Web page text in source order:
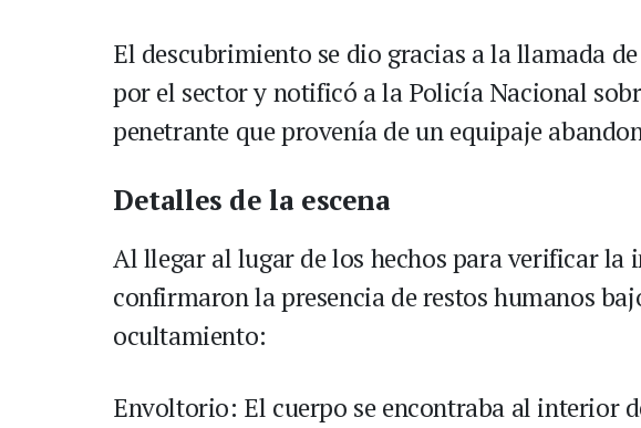
El descubrimiento se dio gracias a la llamada
por el sector y notificó a la Policía Nacional
penetrante que provenía de un equipaje
Detalles de la escena
Al llegar al lugar de los hechos para verificar
confirmaron la presencia de restos humanos
ocultamiento:
Envoltorio: El cuerpo se encontraba al interior